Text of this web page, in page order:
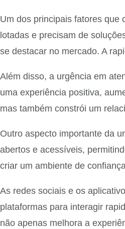
Um dos principais fatores que
lotadas e precisam de
se destacar no mercado. A
Além disso, a urgência em
uma experiência positiva,
mas também constrói um
Outro aspecto importante da
abertos e acessíveis,
criar um ambiente de
As redes sociais e os
plataformas para interagir
não apenas melhora a